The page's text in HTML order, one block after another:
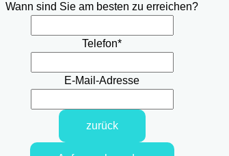
Wann sind Sie am besten zu erreichen?
Telefon*
E-Mail-Adresse
zurück